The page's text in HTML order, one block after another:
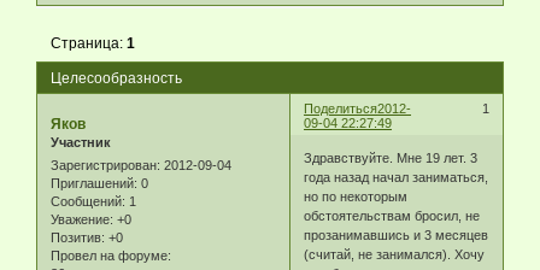
Целесообразность
Страница:1
Поделиться 1
2012-
09-04 22:27:49
Яков
Участник
Зарегистрирован: 2012-09-04
Приглашений: 0
Сообщений: 1
Уважение: +0
Позитив: +0
Провел на форуме:
Здравствуйте. Мне 19 лет. 3
года назад начал заниматься,
но по некоторым
обстоятельствам бросил, не
прозанимавшись и 3 месяцев
(считай, не занимался). Хочу